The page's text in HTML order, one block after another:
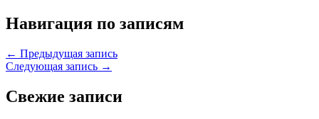
Навигация по записям
← Предыдущая запись
Следующая запись →
Свежие записи